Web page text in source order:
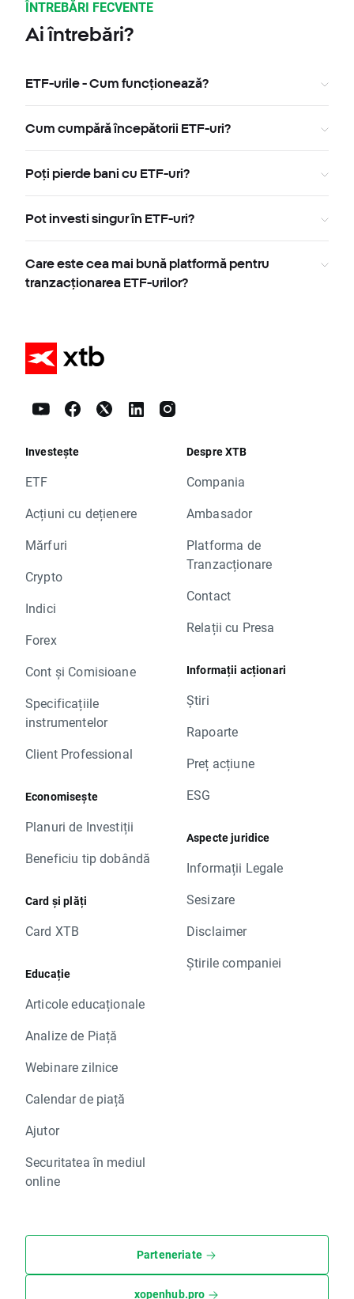
ÎNTREBĂRI FECVENTE
Ai întrebări?
ETF-urile - Cum funcționează?
Cum cumpără începătorii ETF-uri?
Poți pierde bani cu ETF-uri?
Pot investi singur în ETF-uri?
Care este cea mai bună platformă pentru
tranzacționarea ETF-urilor?
Investește
ETF
Acțiuni cu dețienere
Mărfuri
Crypto
Indici
Forex
Cont și Comisioane
Specificațiile
instrumentelor
Client Professional
Economisește
Planuri de Investiții
Beneficiu tip dobândă
Card și plăți
Card XTB
Educație
Articole educaționale
Analize de Piață
Webinare zilnice
Calendar de piață
Ajutor
Securitatea în mediul
online
Despre XTB
Compania
Ambasador
Platforma de
Tranzacționare
Contact
Relații cu Presa
Informații acționari
Știri
Rapoarte
Preț acțiune
ESG
Aspecte juridice
Informații Legale
Sesizare
Disclaimer
Știrile companiei
Parteneriate
xopenhub.pro